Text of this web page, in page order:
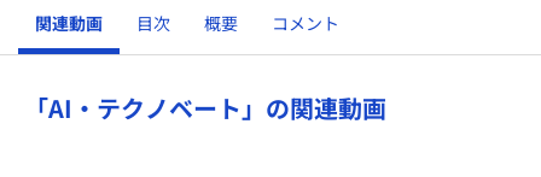
関連動画 目次 概要 コメント
「AI・テクノベート」の関連動画